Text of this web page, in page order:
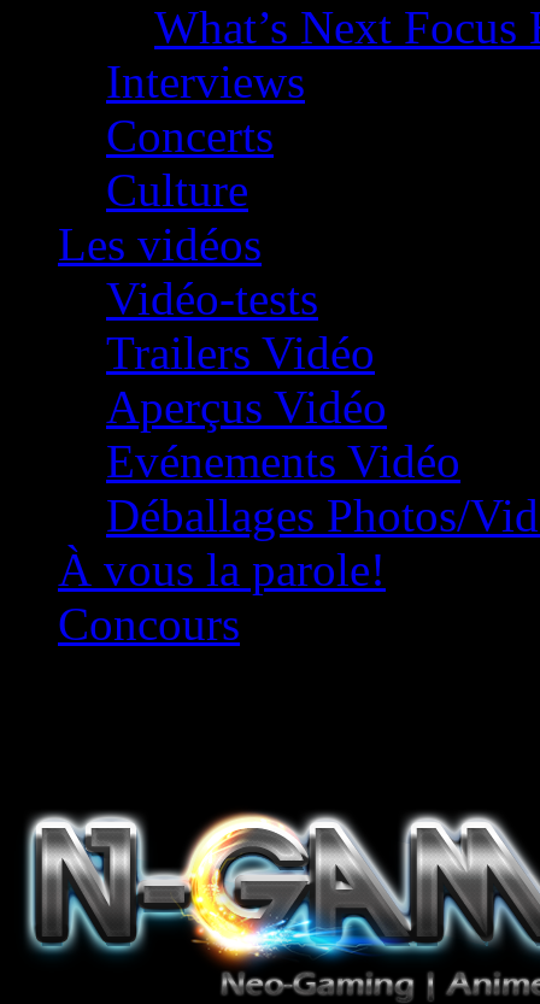
What’s Next
Interviews
Concerts
Culture
Les vidéos
Vidéo-tests
Trailers Vidéo
Aperçus Vidéo
Evénements Vidéo
Déballages Photos/
À vous la parole!
Concours